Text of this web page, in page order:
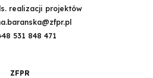
realizacji projektów
531 848 471
ZFPR